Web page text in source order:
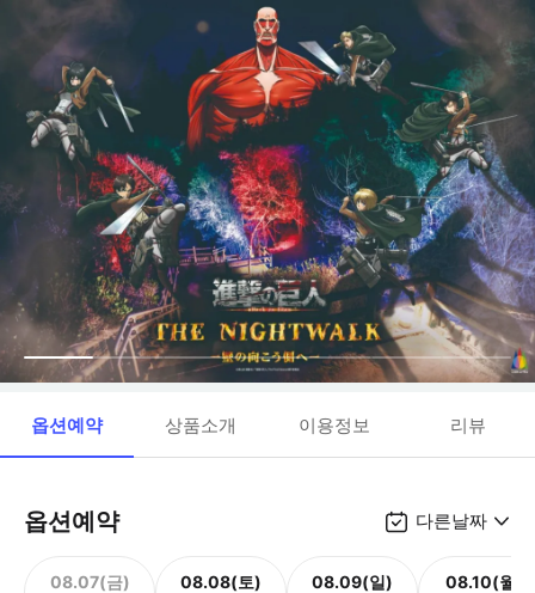
옵션예약 상품소개 이용정보 리뷰
옵션예약 다른날짜
08.07(금) 08.08(토) 08.09(일) 08.10(월)